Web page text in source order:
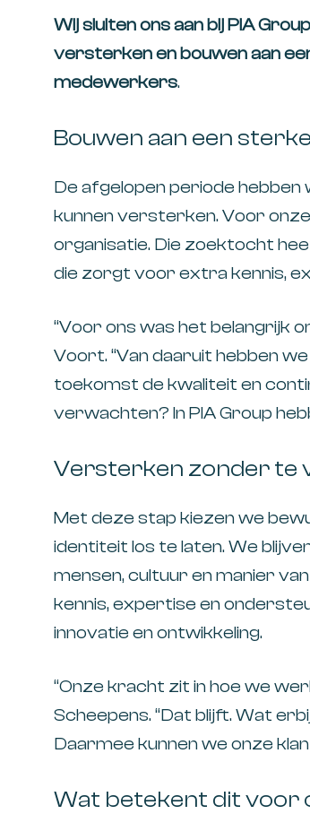
Wij sluiten ons aan bij PIA
versterken en bouwen aan
medewerkers.
Bouwen aan een
De afgelopen periode
kunnen versterken. Voor
organisatie. Die zoektocht
die zorgt voor extra kennis,
“Voor ons was het belangrijk
Voort.“Van daaruit hebben
toekomst de kwaliteit en
verwachten? In PIA Group
Versterken zonder te
Met deze stap kiezen we
identiteit los te laten. We
mensen, cultuur en manier
kennis, expertise en
innovatie en ontwikkeling.
“Onze kracht zit in hoe we
Scheepens. “Dat blijft. Wat
Daarmee kunnen we onze
Wat betekent dit voor